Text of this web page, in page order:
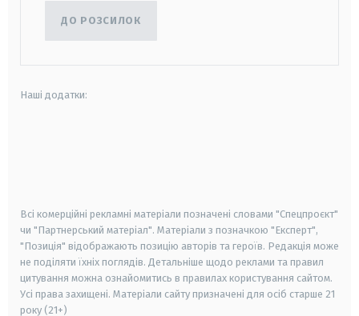
ДО РОЗСИЛОК
Наші додатки:
Всі комерційні рекламні матеріали позначені словами "Спецпроєкт"
чи "Партнерський матеріал". Матеріали з позначкою "Експерт",
"Позиція" відображають позицію авторів та героїв. Редакція може
не поділяти їхніх поглядів. Детальніше щодо реклами та правил
цитування можна ознайомитись в правилах користування сайтом.
Усі права захищені. Матеріали сайту призначені для осіб старше 21
року (21+)